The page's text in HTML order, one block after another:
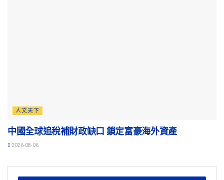
人文天下
中國全球追稅補財政缺口 鎖定富豪海外資產
2026-08-06